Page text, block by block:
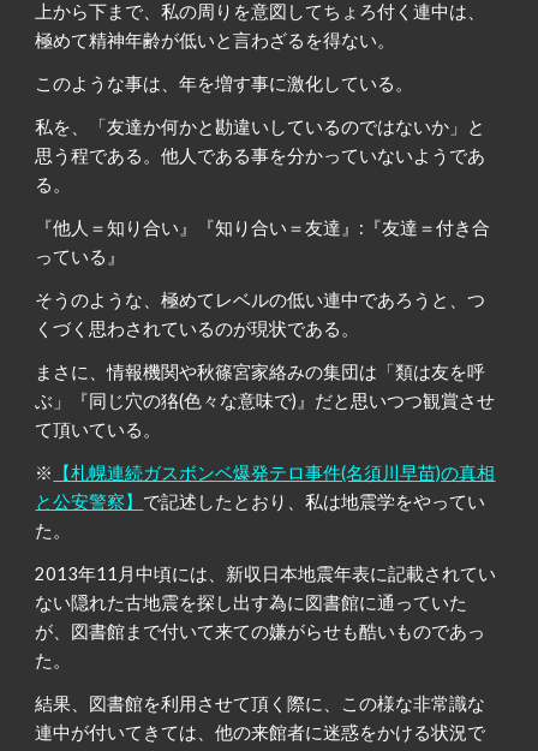
上から下まで、私の周りを意図してちょろ付く連中は、
極めて精神年齢が低いと言わざるを得ない。
このような事は、年を増す事に激化している。
私を、「友達か何かと勘違いしているのではないか」と
思う程である。他人である事を分かっていないようであ
る。
『他人＝知り合い』『知り合い＝友達』:『友達＝付き合
っている』
そうのような、極めてレベルの低い連中であろうと、つ
くづく思わされているのが現状である。
まさに、情報機関や秋篠宮家絡みの集団は「類は友を呼
ぶ」『同じ穴の狢(色々な意味で)』だと思いつつ観賞させ
て頂いている。
※
【札幌連続ガスボンベ爆発テロ事件(名須川早苗)の真相
と公安警察】 で記述したとおり、私は地震学をやってい
た。
2013年11月中頃には、新収日本地震年表に記載されてい
ない隠れた古地震を探し出す為に図書館に通っていた
が、図書館まで付いて来ての嫌がらせも酷いものであっ
た。
結果、図書館を利用させて頂く際に、この様な非常識な
連中が付いてきては、他の来館者に迷惑をかける状況で